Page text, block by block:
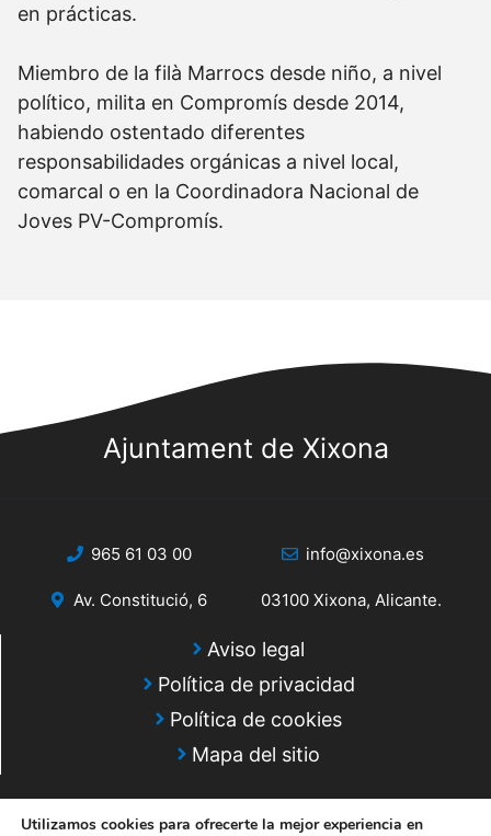
en prácticas.
Miembro de la filà Marrocs desde niño, a nivel
político, milita en Compromís desde 2014,
habiendo ostentado diferentes
responsabilidades orgánicas a nivel local,
comarcal o en la Coordinadora Nacional de
Joves PV-Compromís.
Ajuntament de Xixona
965 61 03 00 info@xixona.es
Av. Constitució, 6 03100 Xixona, Alicante.
Aviso legal
Política de privacidad
Política de cookies
Mapa del sitio
Utilizamos cookies para ofrecerte la mejor experiencia en